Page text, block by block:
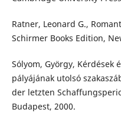
Ratner, Leonard G.,
Schirmer Books Edition,
Sólyom, György, Kérdések
pályájának utolsó
der letzten
Budapest, 2000.